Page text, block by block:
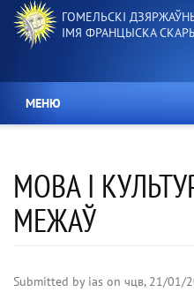
Перайсці
асноўнага
ГОМЕЛЬСКІ
ІМЯ ФРАНЦЫСКА
МЕНЮ
МОВА І
МЕЖАЎ
Submitted by ias on чцв, 21/01/